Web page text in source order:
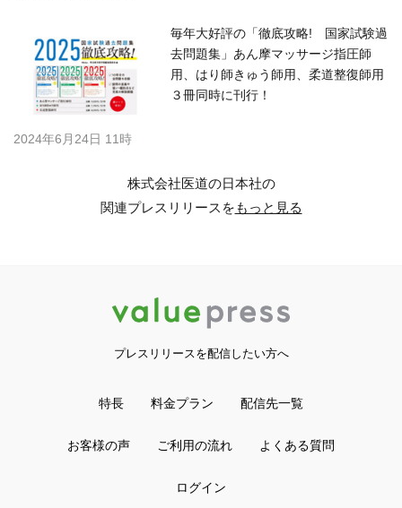
毎年大好評の「徹底攻略! 国家試験過
去問題集」あん摩マッサージ指圧師
用、はり師きゅう師用、柔道整復師用
３冊同時に刊行！
2024年6月24日 11時
株式会社医道の日本社の
関連プレスリリースをもっと見る
プレスリリースを配信したい方へ
特長 料金プラン 配信先一覧
お客様の声 ご利用の流れ よくある質問
ログイン